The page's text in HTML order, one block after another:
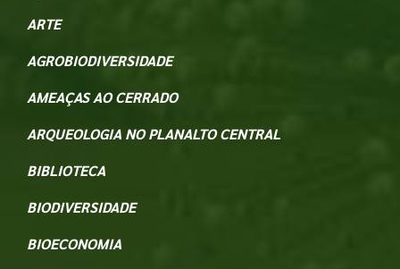
ARTE
AGROBIODIVERSIDADE
AMEAÇAS AO CERRADO
ARQUEOLOGIA NO PLANALTO CENTRAL
BIBLIOTECA
BIODIVERSIDADE
BIOECONOMIA